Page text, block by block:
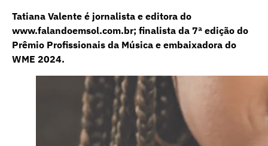
Tatiana Valente é jornalista e editora do
www.falandoemsol.com.br; finalista da 7ª edição do
Prêmio Profissionais da Música e embaixadora do
WME 2024.